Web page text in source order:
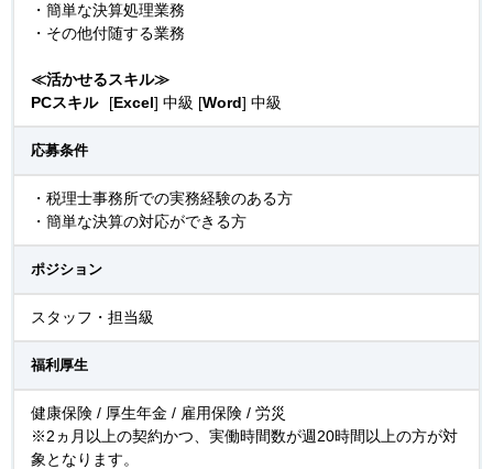
・簡単な決算処理業務
・その他付随する業務
≪活かせるスキル≫
PCスキル
[Excel] 中級 [Word] 中級
応募条件
・税理士事務所での実務経験のある方
・簡単な決算の対応ができる方
ポジション
スタッフ・担当級
福利厚生
健康保険 / 厚生年金 / 雇用保険 / 労災
※2ヵ月以上の契約かつ、実働時間数が週20時間以上の方が対
象となります。